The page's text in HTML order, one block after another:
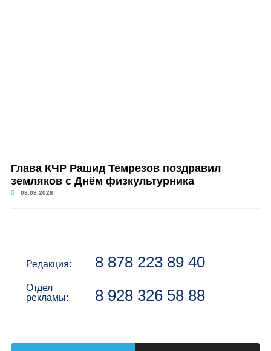
Глава КЧР Рашид Темрезов поздравил
земляков с Днём физкультурника
08.08.2026
Редакция: 8 878 223 89 40
Отдел
рекламы:
8 928 326 58 88